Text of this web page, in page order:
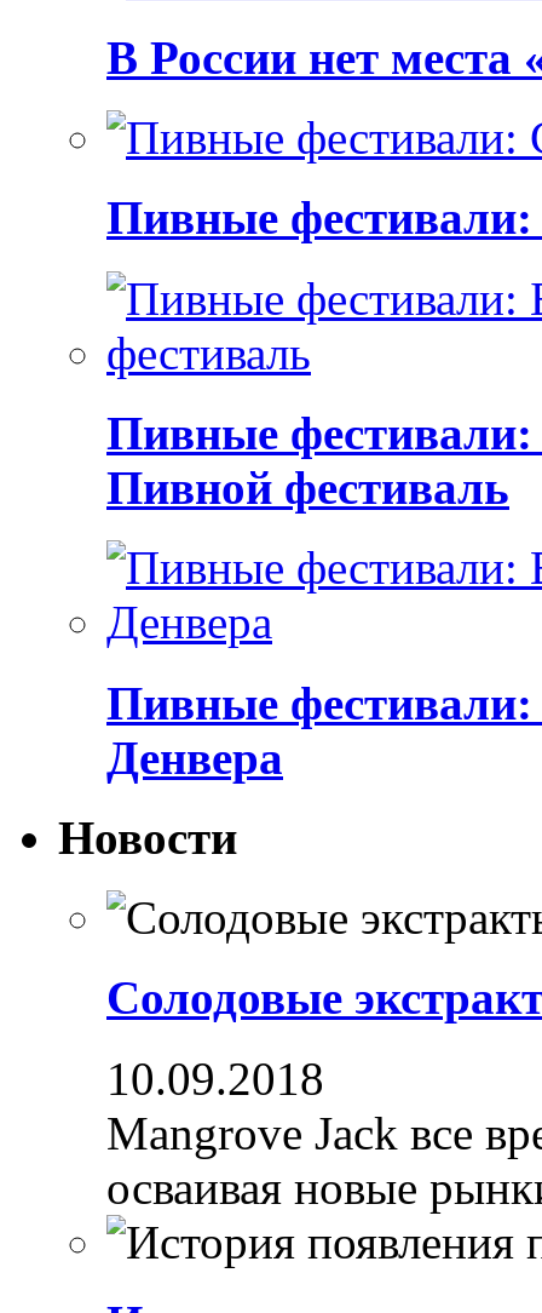
В России нет места
Пивные фестивали:
Пивные
Пивной фестиваль
Пивные фестивали:
Денвера
Новости
Солодовые
10.09.2018
Mangrove Jack все
осваивая новые